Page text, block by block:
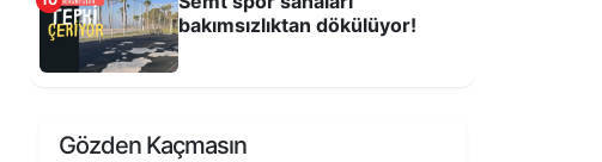
bakımsızlıktan dökülüyor!
Gözden Kaçmasın